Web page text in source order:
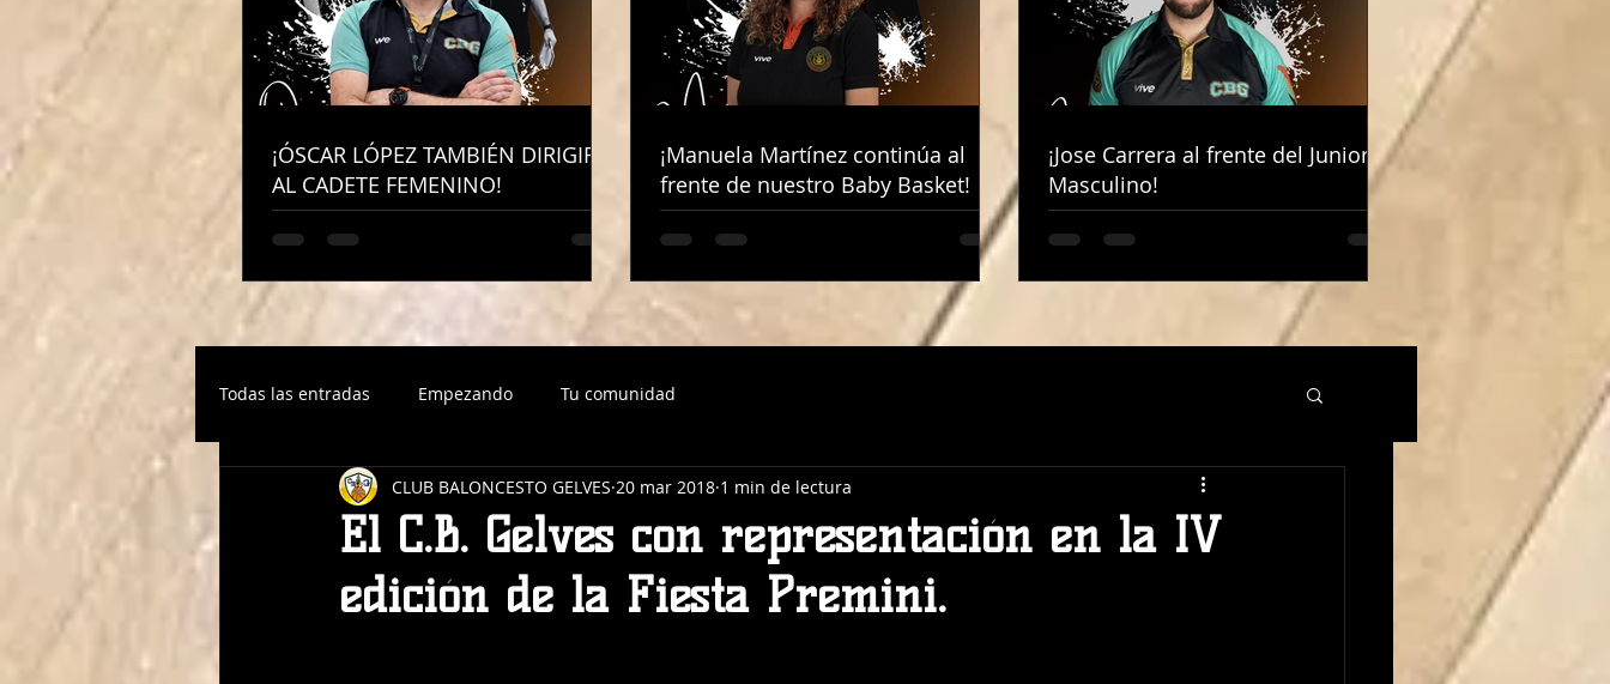
¡ÓSCAR LÓPEZ TAMBIÉN DIRIGIRÁ
AL CADETE FEMENINO!
¡Manuela Martínez continúa al
frente de nuestro Baby Basket!
¡Jose Carrera al frente del Junior
Masculino!
¡ÓSCAR LÓPEZ TAMBIÉN DIRIGIRÁ
AL CADETE FEMENINO!
¡Manuela Martínez continúa al
frente de nuestro Baby Basket!
¡Jose Carrera al frente del Junior
Masculino!
Todas las entradas Empezando Tu comunidad
El C.B. Gelves con representación en la IV
edición de la Fiesta Premini.
CLUB BALONCESTO GELVES 20 mar 2018 1 min de lectura